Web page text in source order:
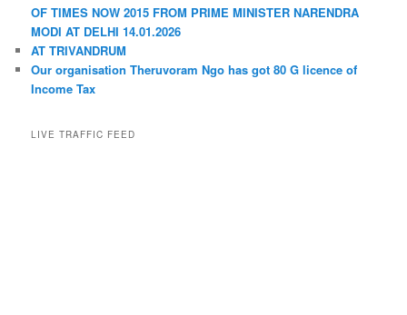
OF TIMES NOW 2015 FROM PRIME MINISTER NARENDRA
MODI AT DELHI 14.01.2026
AT TRIVANDRUM
Our organisation Theruvoram Ngo has got 80 G licence of
Income Tax
LIVE TRAFFIC FEED